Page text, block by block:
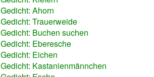
Gedicht: Ahorn
Gedicht: Trauerweide
Gedicht: Buchen suchen
Gedicht: Eberesche
Gedicht: Eichen
Gedicht: Kastanienmännchen